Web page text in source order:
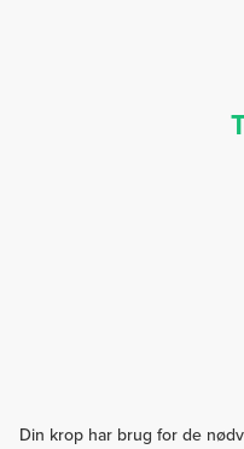
Din krop har brug for de